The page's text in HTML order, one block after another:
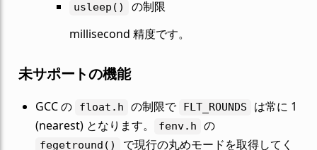
usleep()
の制限
millisecond 精度です。
未サポートの機能
GCC の float.h の制限で FLT_ROUNDS
は常に 1
(nearest) となります。
fenv.h の
fegetround()
で現行の丸めモードを取得してく